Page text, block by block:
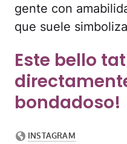
gente con
que suele
Este bello
bondadoso!